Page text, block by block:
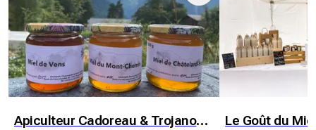
Apiculteur Cadoreau & Trojanowska Le Goût du